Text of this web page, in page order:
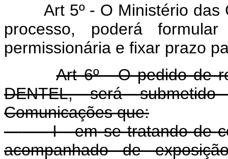
Art 5º - O Ministério das
processo, poderá
permissionária e fixar prazo
Art 6º - O pedido de
DENTEL, será
Comunicações que:
I - em se tratando de
acompanhado de